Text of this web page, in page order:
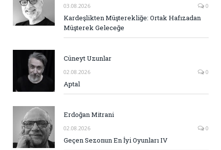
03.08.2026 0
Kardeşlikten Müşterekliğe: Ortak Hafızadan
Müşterek Geleceğe
Cüneyt Uzunlar
02.08.2026 0
Aptal
Erdoğan Mitrani
02.08.2026 0
Geçen Sezonun En İyi Oyunları IV